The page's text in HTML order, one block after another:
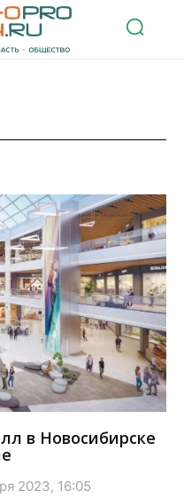
в Новосибирске
2023, 16:05